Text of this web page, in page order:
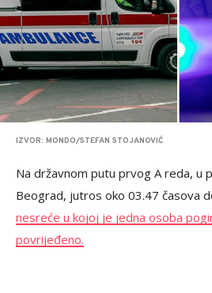
IZVOR: MONDO/STEFAN STOJANOVIĆ
Na državnom putu prvog A reda, u
Beograd, jutros oko 03.47 časova
nesreće u kojoj je jedna osoba
povrijeđeno.